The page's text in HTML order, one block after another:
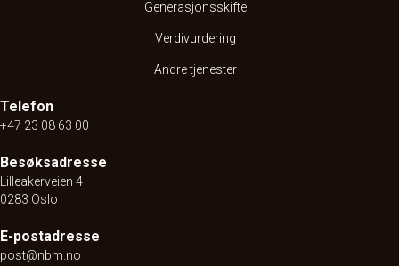
Generasjonsskifte
Verdivurdering
Andre tjenester
Telefon
+47 23 08 63 00
Besøksadresse
Lilleakerveien 4
0283 Oslo
E-postadresse
post@nbm.no